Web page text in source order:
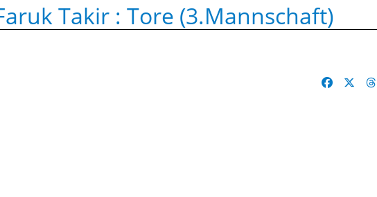
Takir : Tore (3.Mannschaft)